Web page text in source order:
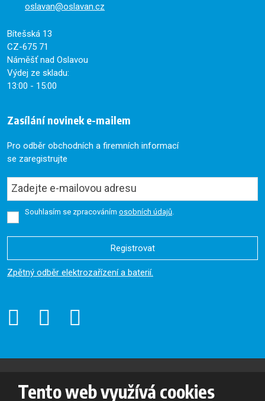
oslavan@oslavan.cz
Bítešská 13
CZ-675 71
Náměšť nad Oslavou
Výdej ze skladu:
13:00 - 15:00
Zasílání novinek e-mailem
Pro odběr obchodních a firemních informací
se zaregistrujte
Souhlasím se zpracováním osobních údajů.
Registrovat
Formulář
odeslat.
Zpětný odběr elektrozařízení a baterií.
Mapa stránek
|Podmínky použití
Tento web využívá cookies